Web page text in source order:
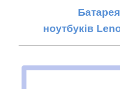
ноутбуків